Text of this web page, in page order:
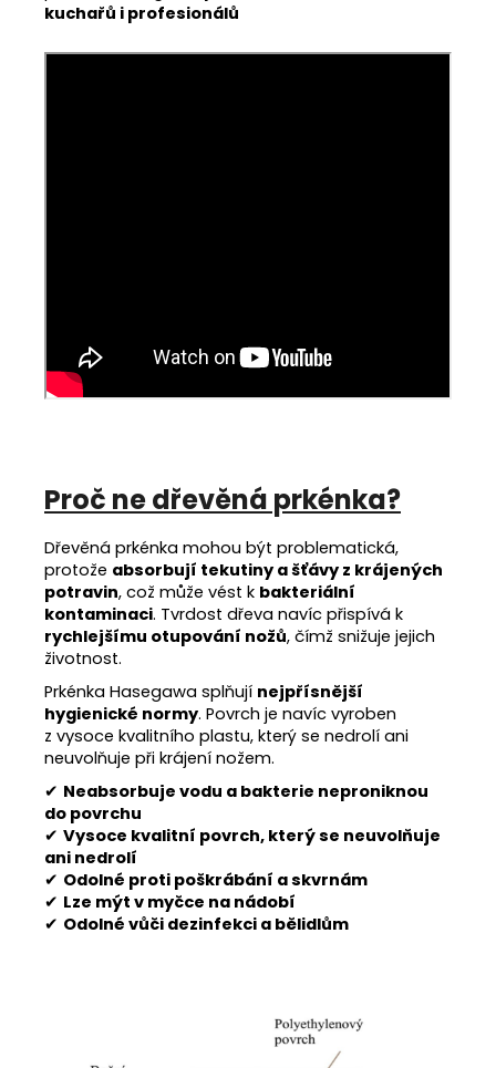
kuchařů i profesionálů
Proč ne dřevěná prkénka?
Dřevěná prkénka mohou být problematická,
protože absorbují tekutiny a šťávy z krájených
potravin, což může vést k bakteriální
kontaminaci. Tvrdost dřeva navíc přispívá k
rychlejšímu otupování nožů, čímž snižuje jejich
životnost.
Prkénka Hasegawa splňují nejpřísnější
hygienické normy. Povrch je navíc vyroben
z vysoce kvalitního plastu, který se nedrolí ani
neuvolňuje při krájení nožem.
✔ Neabsorbuje vodu a bakterie neproniknou
do povrchu
✔ Vysoce kvalitní povrch, který se neuvolňuje
ani nedrolí
✔ Odolné proti poškrábání a skvrnám
✔ Lze mýt v myčce na nádobí
✔ Odolné vůči dezinfekci a bělidlům